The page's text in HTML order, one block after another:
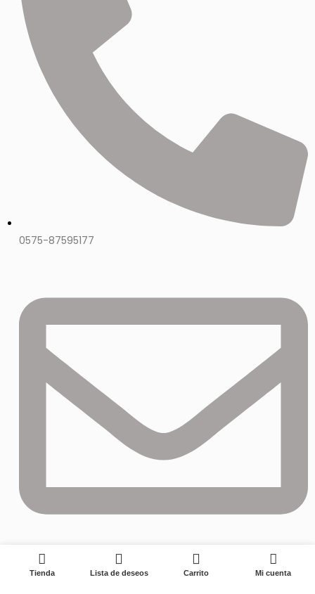
0575-87595177
izzy@longwining.com
Tienda Lista de deseos Carrito Mi cuenta